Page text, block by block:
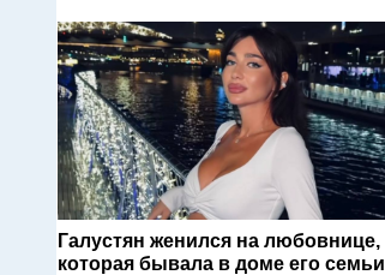
Галустян женился на любовнице,
которая бывала в доме его семьи